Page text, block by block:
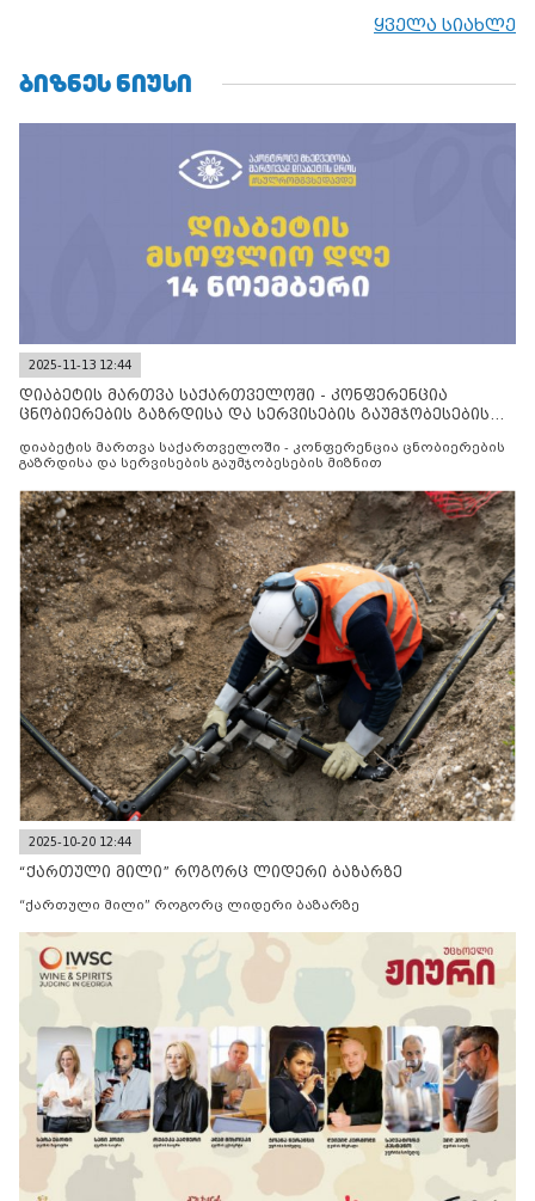
ყველა სიახლე
ᲑᲘᲖᲜᲔᲡ ᲜᲘᲣᲡᲘ
2025-11-13 12:44
დიაბეტის მართვა საქართველოში - კონფერენცია
ცნობიერების გაზრდისა და სერვისების გაუმჯობესების
დიაბეტის მართვა საქართველოში - კონფერენცია ცნობიერების
გაზრდისა და სერვისების გაუმჯობესების მიზნით
2025-10-20 12:44
“ქართული მილი” როგორც ლიდერი ბაზარზე
“ქართული მილი” როგორც ლიდერი ბაზარზე